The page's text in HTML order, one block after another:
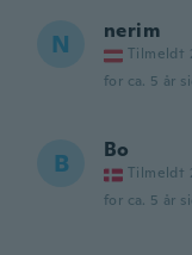
N nerim
Tilmeldt
for ca. 5 år
B Bo
Tilmeldt
for ca. 5 år